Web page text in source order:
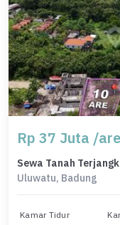
Rp 37 Juta /
Sewa Tanah
Uluwatu, Badung
Kamar Tidur